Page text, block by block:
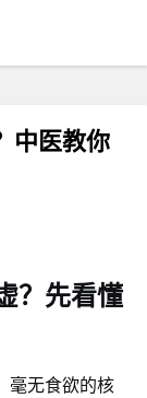
中医教你
？先看懂
毫无食欲的核